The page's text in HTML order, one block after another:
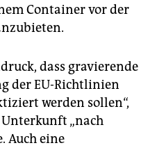
Container vor der
dass gravierende
der EU-Richtlinien
werden sollen“,
Unterkunft „nach
Auch eine